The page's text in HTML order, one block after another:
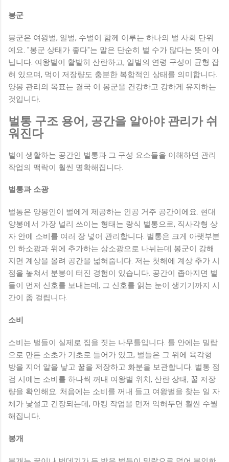
봉군
봉군은 여왕벌, 일벌, 수벌이 함께 이루는 하나의 벌 사회 단위
예요. "봉군 상태가 좋다"는 말은 단순히 벌 수가 많다는 뜻이 아
닙니다. 여왕벌이 활발히 산란하고, 일벌의 연령 구성이 균형 잡
혀 있으며, 먹이 저장량도 충분한 복합적인 상태를 의미합니다.
양봉 관리의 목표는 결국 이 봉군을 건강하고 강하게 유지하는
것입니다.
벌통 구조 용어, 공간을 알아야 관리가 쉬
워진다
벌이 생활하는 공간인 벌통과 그 구성 요소들을 이해하면 관리
작업의 맥락이 훨씬 명확해집니다.
벌통과 소광
벌통은 양봉인이 벌에게 제공하는 인공 거주 공간이에요. 현대
양봉에서 가장 널리 쓰이는 형태는 랑식 벌통으로, 직사각형 상
자 안에 소비를 여러 장 넣어 관리합니다. 벌통은 크게 아랫부분
인 하소광과 위에 추가하는 상소광으로 나뉘는데 봉군이 강해
지면 계상을 올려 공간을 넓혀줍니다. 저는 첫해에 계상 추가 시
점을 놓쳐서 분봉이 터진 경험이 있습니다. 공간이 좁아지면 벌
들이 먼저 신호를 보내는데, 그 신호를 읽는 눈이 생기기까지 시
간이 좀 걸립니다.
소비
소비는 벌들이 실제로 집을 짓는 나무틀입니다. 틀 안에는 밀랍
으로 만든 소초가 기초로 들어가 있고, 벌들은 그 위에 육각형
방을 지어 알을 낳고 꿀을 저장하고 화분을 보관합니다. 벌통 점
검 시에는 소비를 하나씩 꺼내 여왕벌 위치, 산란 상태, 꿀 저장
량을 확인해요. 처음에는 소비를 꺼내 들고 여왕벌을 찾는 일 자
체가 낯설고 긴장되는데, 마킹 작업을 먼저 익혀두면 훨씬 수월
해집니다.
봉개